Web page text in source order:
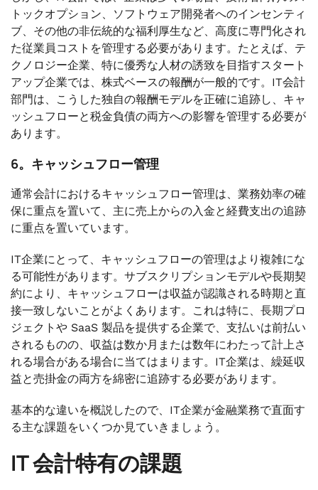
トックオプション、ソフトウェア開発者へのインセンティ
ブ、その他の非伝統的な福利厚生など、高度に専門化され
た従業員コストを管理する必要があります。たとえば、テ
クノロジー企業、特に優秀な人材の誘致を目指すスタート
アップ企業では、株式ベースの報酬が一般的です。IT会計
部門は、こうした独自の報酬モデルを正確に追跡し、キャ
ッシュフローと税金負債の両方への影響を管理する必要が
あります。
6。キャッシュフロー管理
通常会計におけるキャッシュフロー管理は、業務効率の確
保に重点を置いて、主に売上からの入金と経費支出の追跡
に重点を置いています。
IT企業にとって、キャッシュフローの管理はより複雑にな
る可能性があります。サブスクリプションモデルや長期契
約により、キャッシュフローは収益が認識される時期と直
接一致しないことがよくあります。これは特に、長期プロ
ジェクトや SaaS 製品を提供する企業で、支払いは前払い
されるものの、収益は数か月または数年にわたって計上さ
れる場合がある場合に当てはまります。IT企業は、繰延収
益と売掛金の両方を綿密に追跡する必要があります。
基本的な違いを概説したので、IT企業が金融業務で直面す
る主な課題をいくつか見ていきましょう。
IT 会計特有の課題